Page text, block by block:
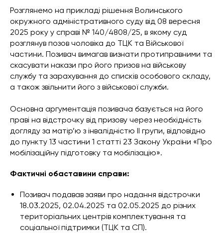
Розглянемо на прикладі рішення Волинського
окружного адміністративного суду від 08 вересня
2025 року у справі № 140/4808/25, в якому суд
розглянув позов чоловіка до ТЦК та Військової
частини. Позивач вимагав визнати протиправними та
скасувати накази про його призов на військову
службу та зарахування до списків особового складу,
а також звільнити його з військової служби.
Основна аргументація позивача базується на його
праві на відстрочку від призову через необхідність
догляду за матір’ю з інвалідністю II групи, відповідно
до пункту 13 частини 1 статті 23 Закону України «Про
мобілізаційну підготовку та мобілізацію».
Фактичні обаставини справи:
Позивач подавав заяви про надання відстрочки
18.03.2025, 02.04.2025 та 02.05.2025 до різних
територіальних центрів комплектування та
соціальної підтримки (ТЦК та СП).